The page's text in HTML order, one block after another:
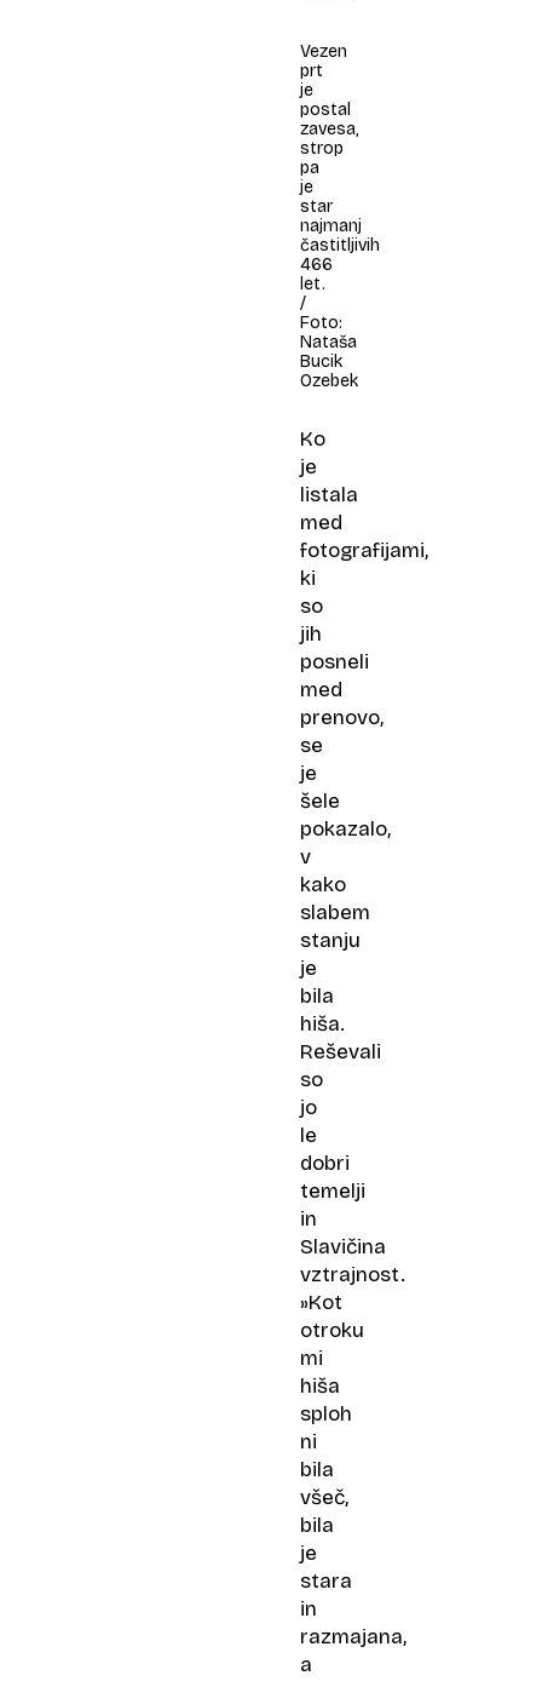
Vezen
prt
je
postal
zavesa,
strop
pa
je
star
najmanj
častitljivih
466
let.
/
Foto:
Nataša
Bucik
Ozebek
Ko
je
listala
med
fotografijami,
ki
so
jih
posneli
med
prenovo,
se
je
šele
pokazalo,
v
kako
slabem
stanju
je
bila
hiša.
Reševali
so
jo
le
dobri
temelji
in
Slavičina
vztrajnost.
»Kot
otroku
mi
hiša
sploh
ni
bila
všeč,
bila
je
stara
in
razmajana,
a